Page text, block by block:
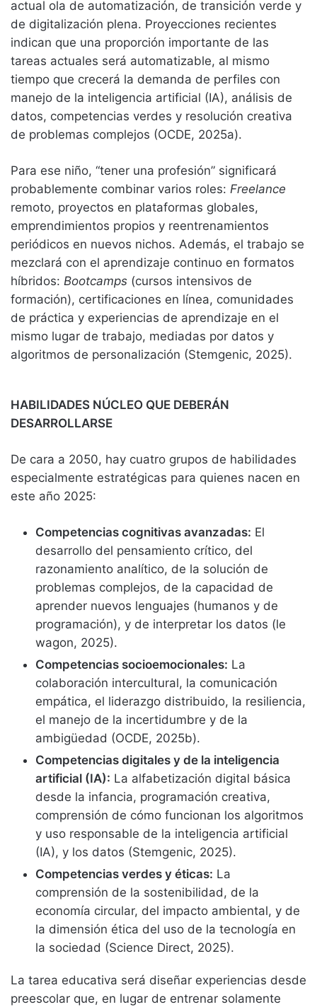
actual ola de automatización, de transición verde y
de digitalización plena. Proyecciones recientes
indican que una proporción importante de las
tareas actuales será automatizable, al mismo
tiempo que crecerá la demanda de perfiles con
manejo de la inteligencia artificial (IA), análisis de
datos, competencias verdes y resolución creativa
de problemas complejos (OCDE, 2025a).
Para ese niño, “tener una profesión” significará
probablemente combinar varios roles: Freelance
remoto, proyectos en plataformas globales,
emprendimientos propios y reentrenamientos
periódicos en nuevos nichos. Además, el trabajo se
mezclará con el aprendizaje continuo en formatos
híbridos: Bootcamps (cursos intensivos de
formación), certificaciones en línea, comunidades
de práctica y experiencias de aprendizaje en el
mismo lugar de trabajo, mediadas por datos y
algoritmos de personalización (Stemgenic, 2025).
HABILIDADES NÚCLEO QUE DEBERÁN
DESARROLLARSE
De cara a 2050, hay cuatro grupos de habilidades
especialmente estratégicas para quienes nacen en
este año 2025:
Competencias cognitivas avanzadas: El
desarrollo del pensamiento crítico, del
razonamiento analítico, de la solución de
problemas complejos, de la capacidad de
aprender nuevos lenguajes (humanos y de
programación), y de interpretar los datos (le
wagon, 2025).
Competencias socioemocionales: La
colaboración intercultural, la comunicación
empática, el liderazgo distribuido, la resiliencia,
el manejo de la incertidumbre y de la
ambigüedad (OCDE, 2025b).
Competencias digitales y de la inteligencia
artificial (IA): La alfabetización digital básica
desde la infancia, programación creativa,
comprensión de cómo funcionan los algoritmos
y uso responsable de la inteligencia artificial
(IA), y los datos (Stemgenic, 2025).
Competencias verdes y éticas: La
comprensión de la sostenibilidad, de la
economía circular, del impacto ambiental, y de
la dimensión ética del uso de la tecnología en
la sociedad (Science Direct, 2025).
La tarea educativa será diseñar experiencias desde
preescolar que, en lugar de entrenar solamente